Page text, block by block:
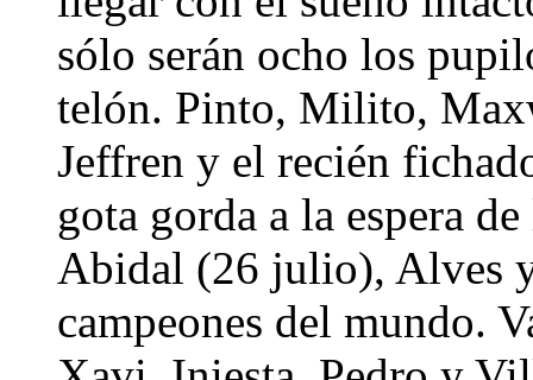
sólo serán ocho los
telón. Pinto, Milito,
Jeffren y el recién
gota gorda a la espera
Abidal (26 julio), Alves
campeones del mundo.